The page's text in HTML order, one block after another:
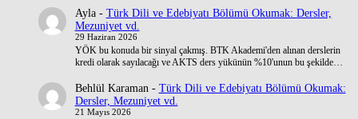
Ayla- Türk Dili ve Edebiyatı Bölümü Okumak: Dersler,
Mezuniyet vd.
29 Haziran 2026
YÖK bu konuda bir sinyal çakmış. BTK Akademi'den alınan derslerin
kredi olarak sayılacağı ve AKTS ders yükünün %10'unun bu şekilde…
Behlül Karaman- Türk Dili ve Edebiyatı Bölümü Okumak:
Dersler, Mezuniyet vd.
21 Mayıs 2026